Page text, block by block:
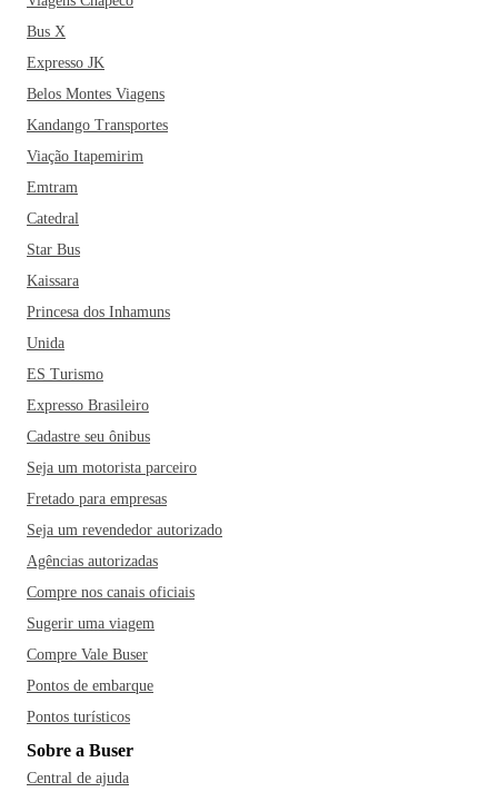
Bus X
Expresso JK
Belos Montes Viagens
Kandango Transportes
Viação Itapemirim
Emtram
Catedral
Star Bus
Kaissara
Princesa dos Inhamuns
Unida
ES Turismo
Expresso Brasileiro
Cadastre seu ônibus
Seja um motorista parceiro
Fretado para empresas
Seja um revendedor autorizado
Agências autorizadas
Compre nos canais oficiais
Sugerir uma viagem
Compre Vale Buser
Pontos de embarque
Pontos turísticos
Sobre a Buser
Central de ajuda